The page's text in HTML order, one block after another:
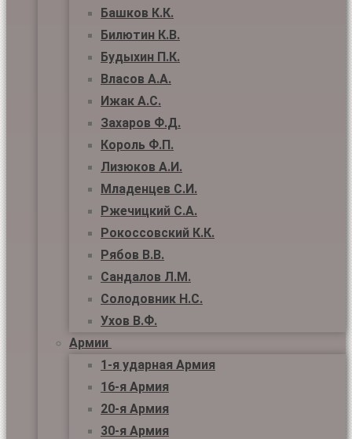
Башков К.К.
Билютин К.В.
Будыхин П.К.
Власов А.А.
Ижак А.С.
Захаров Ф.Д.
Король Ф.П.
Лизюков А.И.
Младенцев С.И.
Ржечицкий С.А.
Рокоссовский К.К.
Рябов В.В.
Сандалов Л.М.
Солодовник Н.С.
Ухов В.Ф.
Армии
1-я ударная Армия
16-я Армия
20-я Армия
30-я Армия